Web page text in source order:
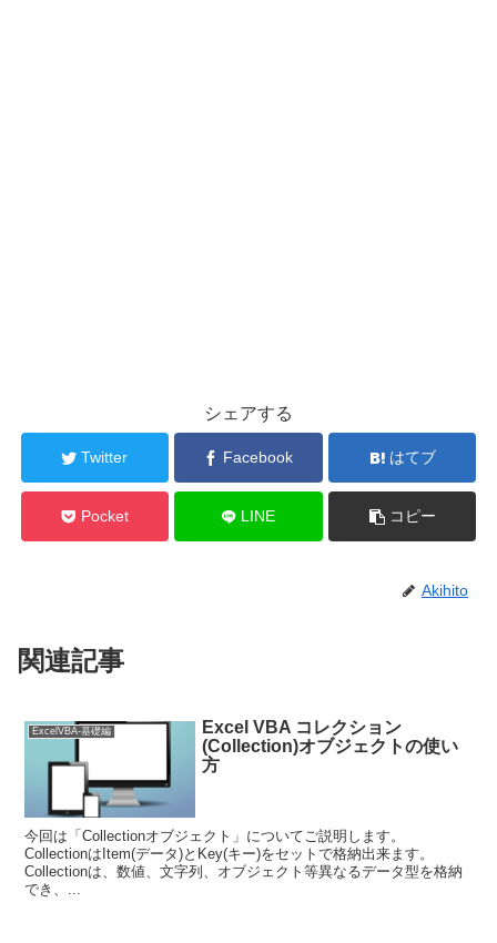
シェアする
Twitter Facebook はてブ
Pocket LINE コピー
Akihito
関連記事
ExcelVBA-基礎編
Excel VBA コレクション
(Collection)オブジェクトの使い
方
今回は「Collectionオブジェクト」についてご説明します。
CollectionはItem(データ)とKey(キー)をセットで格納出来ます。
Collectionは、数値、文字列、オブジェクト等異なるデータ型を格納
でき、...